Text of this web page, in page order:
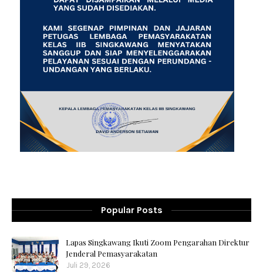
Popular Posts
Lapas Singkawang Ikuti Zoom Pengarahan Direktur
Jenderal Pemasyarakatan
Juli 29, 2026